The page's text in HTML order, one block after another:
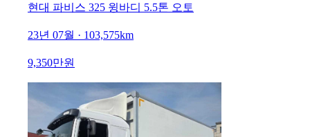
현대 파비스 325 윙바디 5.5톤 오토
23년 07월 · 103,575km
9,350만원